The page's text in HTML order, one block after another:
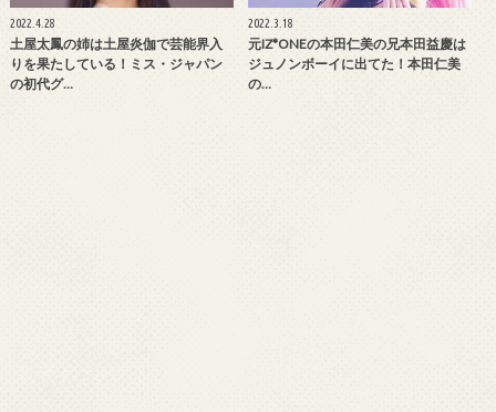
2022.4.28
土屋太鳳の姉は土屋炎伽で芸能界入
りを果たしている！ミス・ジャパン
の初代グ…
2022.3.18
元IZ*ONEの本田仁美の兄本田益慶は
ジュノンボーイに出てた！本田仁美
の…